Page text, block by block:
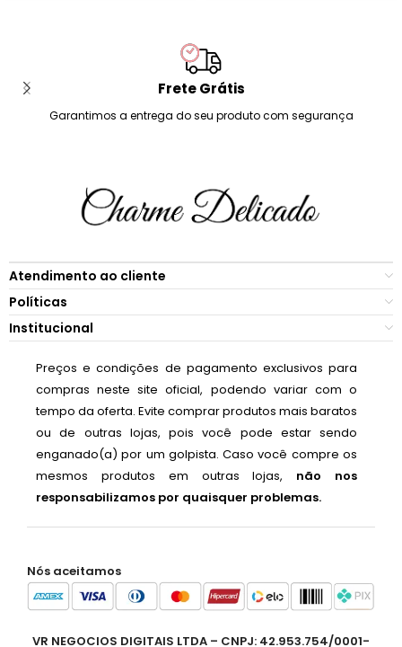
Frete Grátis
Garantimos a entrega do seu produto com segurança
Atendimento ao cliente
Políticas
Institucional
Preços e condições de pagamento exclusivos para
compras neste site oficial, podendo variar com o
tempo da oferta. Evite comprar produtos mais baratos
ou de outras lojas, pois você pode estar sendo
enganado(a) por um golpista. Caso você compre os
mesmos produtos em outras lojas, não nos
responsabilizamos por quaisquer problemas.
Nós aceitamos
VR NEGOCIOS DIGITAIS LTDA – CNPJ: 42.953.754/0001-